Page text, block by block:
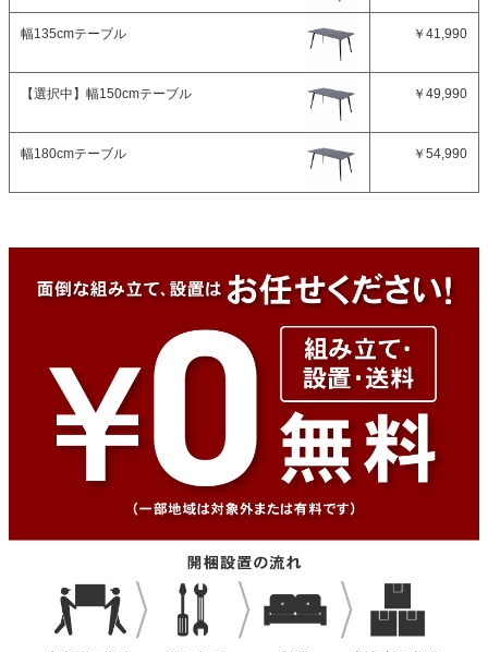
幅135cmテーブル ￥41,990
【選択中】 幅150cmテーブル ￥49,990
幅180cmテーブル ￥54,990